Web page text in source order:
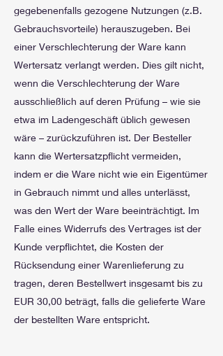
gegebenenfalls gezogene Nutzungen (z.B.
Gebrauchsvorteile) herauszugeben. Bei
einer Verschlechterung der Ware kann
Wertersatz verlangt werden. Dies gilt nicht,
wenn die Verschlechterung der Ware
ausschließlich auf deren Prüfung – wie sie
etwa im Ladengeschäft üblich gewesen
wäre – zurückzuführen ist. Der Besteller
kann die Wertersatzpflicht vermeiden,
indem er die Ware nicht wie ein Eigentümer
in Gebrauch nimmt und alles unterlässt,
was den Wert der Ware beeinträchtigt. Im
Falle eines Widerrufs des Vertrages ist der
Kunde verpflichtet, die Kosten der
Rücksendung einer Warenlieferung zu
tragen, deren Bestellwert insgesamt bis zu
EUR 30,00 beträgt, falls die gelieferte Ware
der bestellten Ware entspricht.